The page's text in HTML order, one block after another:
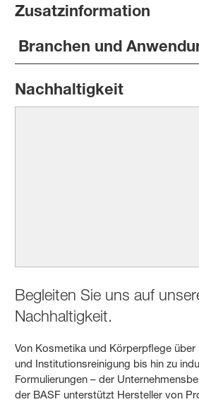
Zusatzinformation
Branchen und
Nachhaltigkeit
Begleiten Sie uns auf
Nachhaltigkeit.
Von Kosmetika und Körperpflege
und Institutionsreinigung bis hin zu
Formulierungen – der
der BASF unterstützt Hersteller von